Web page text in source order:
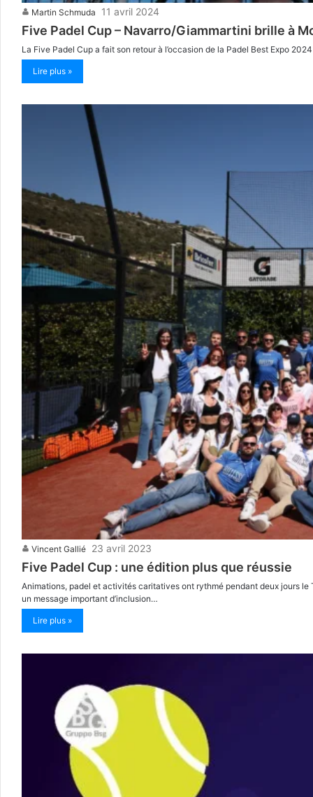
Martin Schmuda 11 avril 2024
Five Padel Cup – Navarro/Giammartini brille à
La Five Padel Cup a fait son retour à l’occasion de la Padel Best Expo
Lire plus »
Vincent Gallié 23 avril 2023
Five Padel Cup : une édition plus que réussie
Animations, padel et activités caritatives ont rythmé pendant deux jours le
un message important d’inclusion…
Lire plus »